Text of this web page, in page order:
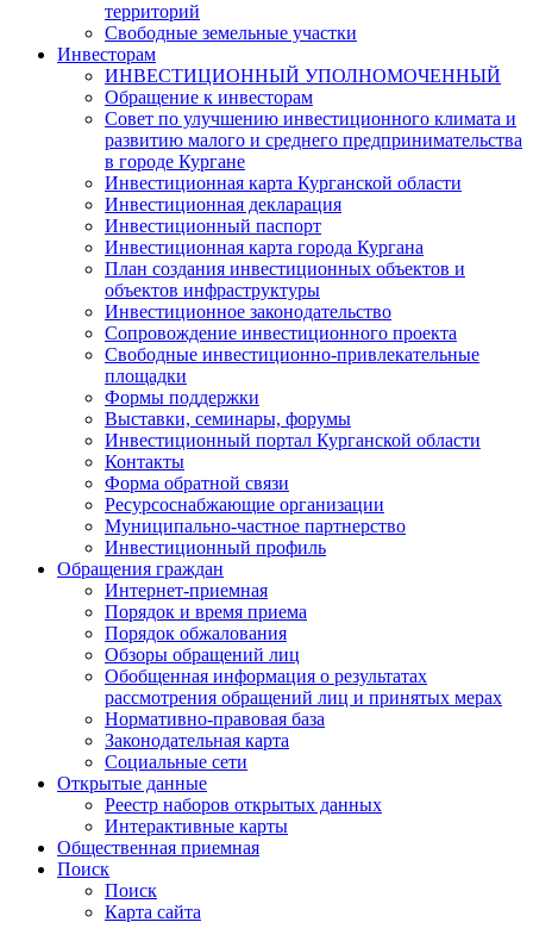
территорий
Свободные земельные участки
Инвесторам
ИНВЕСТИЦИОННЫЙ УПОЛНОМОЧЕННЫЙ
Обращение к инвесторам
Совет по улучшению инвестиционного климата и
развитию малого и среднего предпринимательства
в городе Кургане
Инвестиционная карта Курганской области
Инвестиционная декларация
Инвестиционный паспорт
Инвестиционная карта города Кургана
План создания инвестиционных объектов и
объектов инфраструктуры
Инвестиционное законодательство
Сопровождение инвестиционного проекта
Свободные инвестиционно-привлекательные
площадки
Формы поддержки
Выставки, семинары, форумы
Инвестиционный портал Курганской области
Контакты
Форма обратной связи
Ресурсоснабжающие организации
Муниципально-частное партнерство
Инвестиционный профиль
Обращения граждан
Интернет-приемная
Порядок и время приема
Порядок обжалования
Обзоры обращений лиц
Обобщенная информация о результатах
рассмотрения обращений лиц и принятых мерах
Нормативно-правовая база
Законодательная карта
Социальные сети
Открытые данные
Реестр наборов открытых данных
Интерактивные карты
Общественная приемная
Поиск
Поиск
Карта сайта